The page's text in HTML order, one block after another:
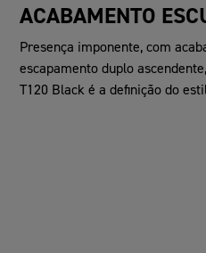
ACABAMENTO
Presença imponente, com
escapamento duplo
T120 Black é a definição do